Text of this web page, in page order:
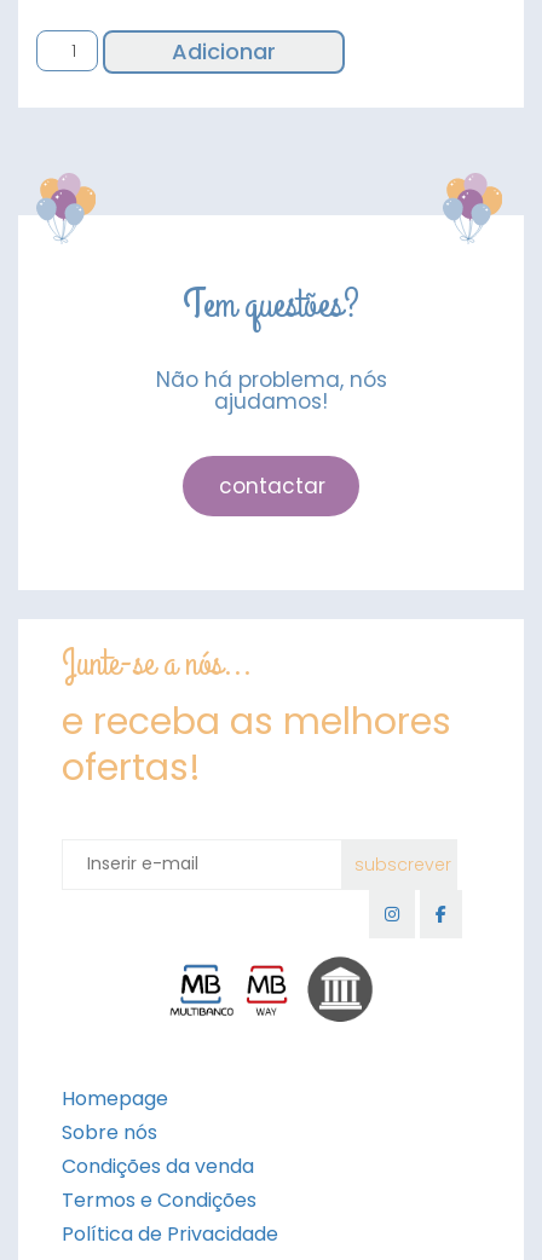
Quantidade
de
Tiara
Mágica
Rosa
Adicionar
Tem questões?
Não há problema, nós
ajudamos!
contactar
Junte-se a nós...
e receba as melhores
ofertas!
Homepage
Sobre nós
Condições da venda
Termos e Condições
Política de Privacidade